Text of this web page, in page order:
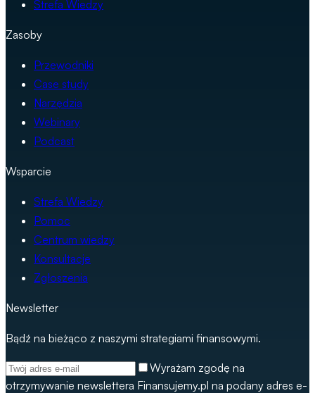
Strefa Wiedzy
Zasoby
Przewodniki
Case study
Narzędzia
Webinary
Podcast
Wsparcie
Strefa Wiedzy
Pomoc
Centrum wiedzy
Konsultacje
Zgłoszenia
Newsletter
Bądź na bieżąco z naszymi strategiami finansowymi.
Wyrażam zgodę na
otrzymywanie newslettera Finansujemy.pl na podany adres e-